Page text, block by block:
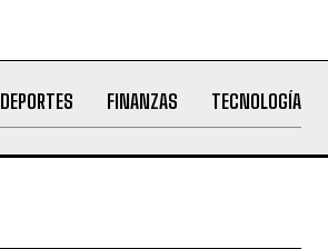
DEPORTES FINANZAS TECNOLOGÍA